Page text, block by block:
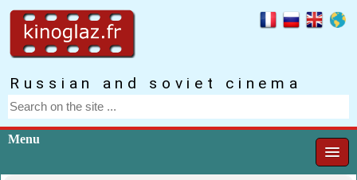
Russian and soviet cinema
Menu